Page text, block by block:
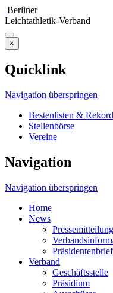
Berliner
Leichtathletik-Verband
×
Quicklink
Navigation überspringen
Bestenlisten &
Stellenbörse
Vereine
Navigation
Navigation überspringen
Home
News
Präsidentenbrief
Verband
Geschäftsstelle
Präsidium